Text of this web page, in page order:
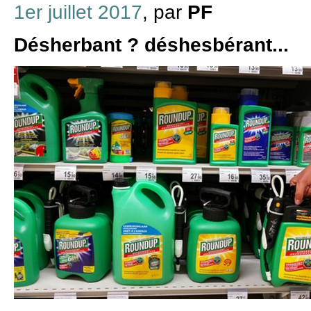
1er juillet 2017, par PF
Désherbant ? déshesbérant...